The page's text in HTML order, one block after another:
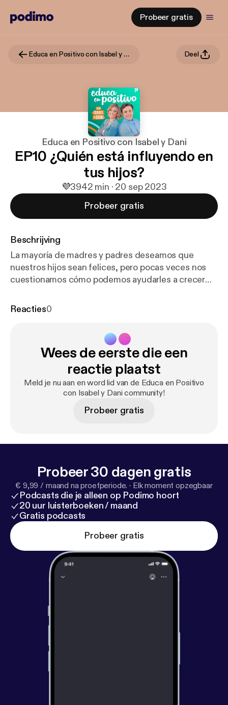
Probeer gratis
Educa en Positivo con Isabel y Dani Deel
Educa en Positivo con Isabel y Dani
EP10 ¿Quién está influyendo en
tus hijos?
💜3942 min · 20 sep 2023
Probeer gratis
Beschrijving
La mayoría de madres y padres deseamos que
nuestros hijos sean felices, pero pocas veces nos
cuestionamos cómo podemos ayudarles a crecer
Isabel y Dani cada miércoles en Podimo. En un
influencia y distracción, es necesaria una reflexión
que nos ayude en este sentido. Para ello contamos
con José Carlos Ruíz, reconocido escritor, profesor
de filosofía y experto en pensamiento crítico.
Reacties0
Wees de eerste die een
reactie plaatst
Meld je nu aan en word lid van de Educa en Positivo
con Isabel y Dani community!
Probeer gratis
Probeer 30 dagen gratis
€ 9,99 / maand na proefperiode. · Elk moment opzegbaar
Podcasts die je alleen op Podimo hoort
20 uur luisterboeken / maand
Gratis podcasts
Probeer gratis